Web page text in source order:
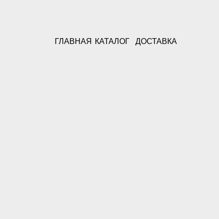
ДОСТАВКА
КАТАЛОГ
ГЛАВНАЯ